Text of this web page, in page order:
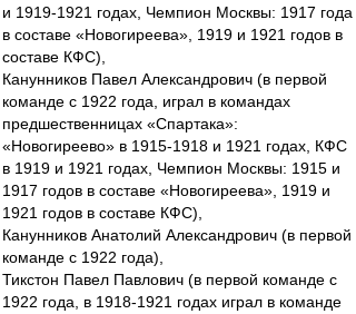
и 1919-1921 годах, Чемпион Москвы: 1917 года
в составе «Новогиреева», 1919 и 1921 годов в
составе КФС),
Канунников Павел Александрович (в первой
команде с 1922 года, играл в командах
предшественницах «Спартака»:
«Новогиреево» в 1915-1918 и 1921 годах, КФС
в 1919 и 1921 годах, Чемпион Москвы: 1915 и
1917 годов в составе «Новогиреева», 1919 и
1921 годов в составе КФС),
Канунников Анатолий Александрович (в первой
команде с 1922 года),
Тикстон Павел Павлович (в первой команде с
1922 года, в 1918-1921 годах играл в команде